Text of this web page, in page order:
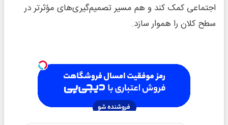
اجتماعی کمک کند و هم مسیر تصمیم‌گیری‌های مؤثرتر در
سطح کلان را هموار سازد.